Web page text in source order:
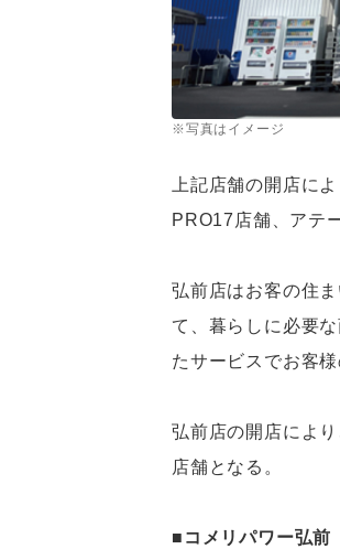
※写真はイメージ
上記店舗の開店に
PRO17店舗、アテ
弘前店はお客の住
て、暮らしに必要
たサービスでお客
弘前店の開店によ
店舗となる。
■コメリパワー弘